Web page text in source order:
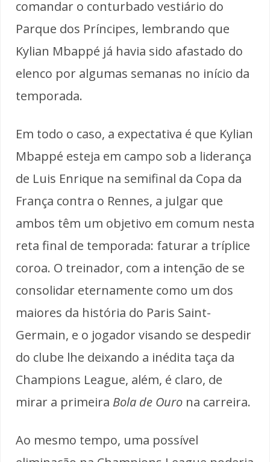
comandar o conturbado vestiário do
Parque dos Príncipes, lembrando que
Kylian Mbappé já havia sido afastado do
elenco por algumas semanas no início da
temporada.
Em todo o caso, a expectativa é que Kylian
Mbappé esteja em campo sob a liderança
de Luis Enrique na semifinal da Copa da
França contra o Rennes, a julgar que
ambos têm um objetivo em comum nesta
reta final de temporada: faturar a tríplice
coroa. O treinador, com a intenção de se
consolidar eternamente como um dos
maiores da história do Paris Saint-
Germain, e o jogador visando se despedir
do clube lhe deixando a inédita taça da
Champions League, além, é claro, de
mirar a primeira Bola de Ouro na carreira.
Ao mesmo tempo, uma possível